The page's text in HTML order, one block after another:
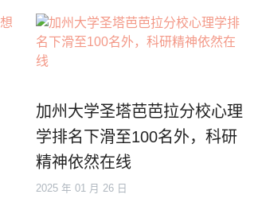
加州大学圣塔芭芭拉分校心理
学排名下滑至100名外，科研
精神依然在线
2025 年 01 月 26 日